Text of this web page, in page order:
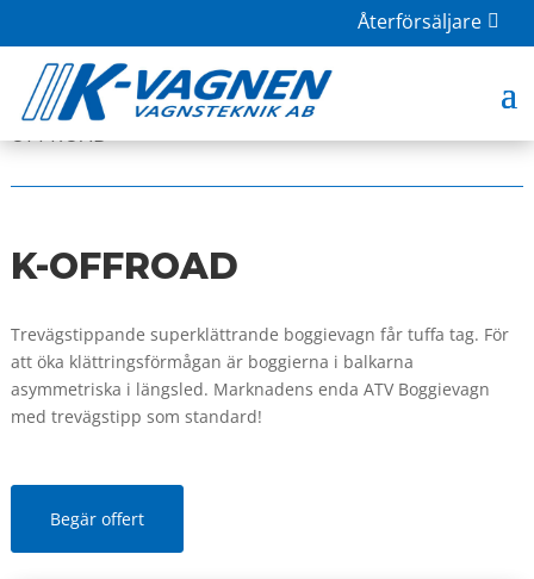
Återförsäljare
HOME | BUTIK|VAGNAR|MINDRE VAGNAR
OFFROAD
K-OFFROAD
Trevägstippande superklättrande boggievagn får tuffa tag. För
att öka klättringsförmågan är boggierna i balkarna
asymmetriska i längsled. Marknadens enda ATV Boggievagn
med trevägstipp som standard!
Begär offert